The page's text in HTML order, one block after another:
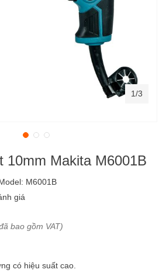
10mm Makita M6001B
M6001B
giá
bao gồm VAT)
có hiệu suất cao.
1/3